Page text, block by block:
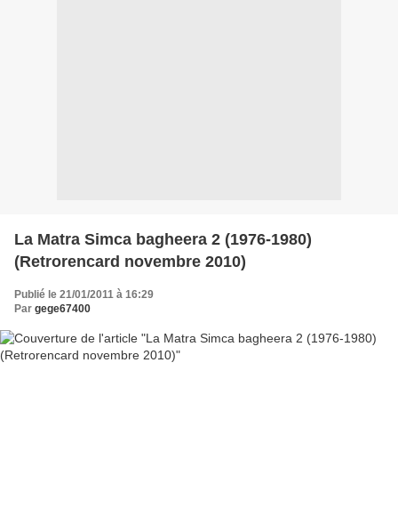
La Matra Simca bagheera 2 (1976-1980)
(Retrorencard novembre 2010)
Publié le 21/01/2011 à 16:29
Par gege67400